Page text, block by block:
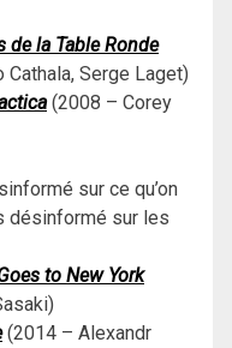
de la Table Ronde
Cathala, Serge Laget)
(2008 – Corey
sur ce qu’on
désinformé sur les
to New York
(2014 – Alexandr